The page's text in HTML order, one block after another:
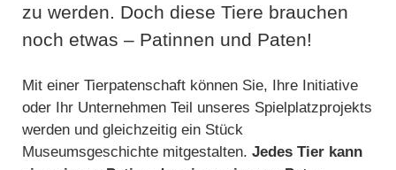
zu werden. Doch diese Tiere brauchen
noch etwas – Patinnen und Paten!
Mit einer Tierpatenschaft können Sie, Ihre Initiative
oder Ihr Unternehmen Teil unseres Spielplatzprojekts
werden und gleichzeitig ein Stück
Museumsgeschichte mitgestalten. Jedes Tier kann